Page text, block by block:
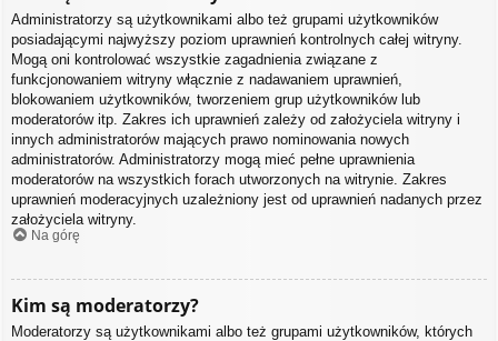
Administratorzy są użytkownikami albo też grupami użytkowników
posiadającymi najwyższy poziom uprawnień kontrolnych całej witryny.
Mogą oni kontrolować wszystkie zagadnienia związane z
funkcjonowaniem witryny włącznie z nadawaniem uprawnień,
blokowaniem użytkowników, tworzeniem grup użytkowników lub
moderatorów itp. Zakres ich uprawnień zależy od założyciela witryny i
innych administratorów mających prawo nominowania nowych
administratorów. Administratorzy mogą mieć pełne uprawnienia
moderatorów na wszystkich forach utworzonych na witrynie. Zakres
uprawnień moderacyjnych uzależniony jest od uprawnień nadanych przez
założyciela witryny.
Na górę
Kim są moderatorzy?
Moderatorzy są użytkownikami albo też grupami użytkowników, których